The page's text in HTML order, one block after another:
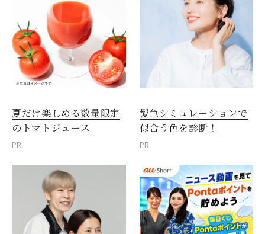
夏だけ楽しめる数量限定
のトマトジュース
PR
髪色シミュレーションで
似合う色を診断！
PR